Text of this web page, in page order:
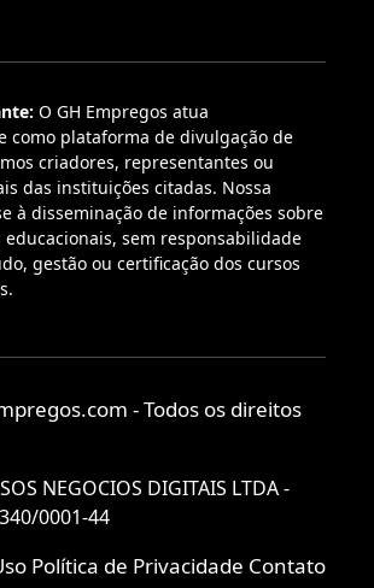
O GH Empregos atua
como plataforma de divulgação de
criadores, representantes ou
das instituições citadas. Nossa
à disseminação de informações sobre
sem responsabilidade
gestão ou certificação dos cursos
- Todos os direitos
NEGOCIOS DIGITAIS LTDA -
0001-44
Política de Privacidade Contato